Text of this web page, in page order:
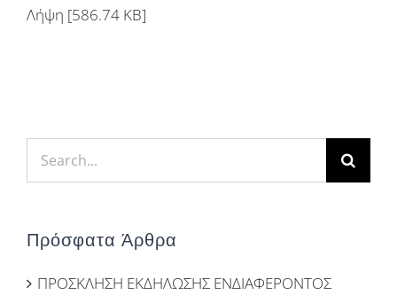
Λήψη [586.74 KB]
Search
for:
Πρόσφατα Άρθρα
ΠΡΟΣΚΛΗΣΗ ΕΚΔΗΛΩΣΗΣ ΕΝΔΙΑΦΕΡΟΝΤΟΣ